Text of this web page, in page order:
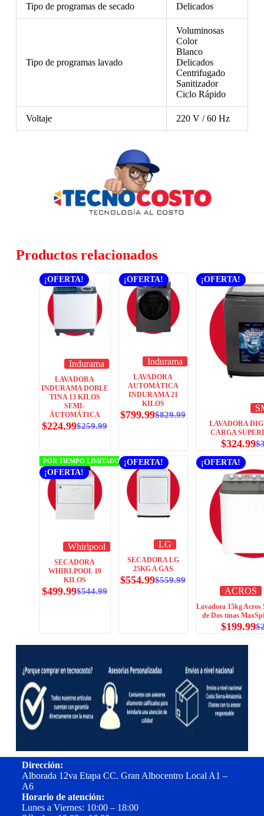
Tipo de programas de secado Delicados
Tipo de programas lavado
Voluminosas
Color
Blanco
Delicados
Centrifugado
Sanitizador
Ciclo Rápido
Voltaje 220 V / 60 Hz
Productos relacionados
¡OFERTA!
Indurama
LAVADORA
INDURAMA DOBLE
TINA 13 KILOS
SEMI-
ÁUTOMÁTICA
$259.99
$224.99
¡OFERTA!
Indurama
LAVADORA
AUTOMÁTICA
INDURAMA 21
KILOS
$829.99
$799.99
¡OFERTA!
LAVADORA
CARGA
$
$324.99
POR TIEMPO LIMITADO
¡OFERTA!
Whirlpool
SECADORA
WHIRLPOOL 19
KILOS
$544.99
$499.99
¡OFERTA!
LG
SECADORA LG
25KG A GAS
$559.99
$554.99
¡OFERTA!
ACROS
Lavadora 15kg Acros
de Dos tinas
$
$199.99
Dirección:
Alborada 12va Etapa CC. Gran Albocentro Local A1 –
A6
Horario de atención:
Lunes a Viernes: 10:00 – 18:00